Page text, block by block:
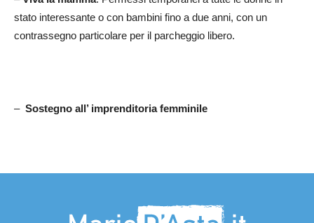
stato interessante o con bambini fino a due anni, con un
contrassegno particolare per il parcheggio libero.
– Sostegno all’ imprenditoria femminile